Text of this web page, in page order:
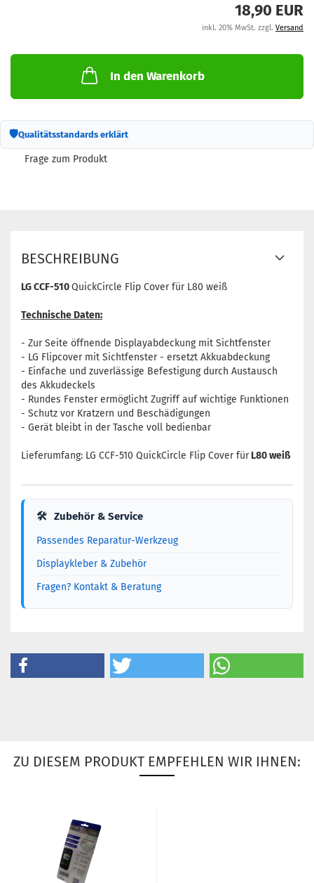
18,90 EUR
inkl. 20% MwSt. zzgl. Versand
In den Warenkorb
🛡Qualitätsstandards erklärt
Frage zum Produkt
BESCHREIBUNG
LG CCF-510QuickCircle Flip Cover für L80 weiß
Technische Daten:
- Zur Seite öffnende Displayabdeckung mit Sichtfenster
- LG Flipcover mit Sichtfenster - ersetzt Akkuabdeckung
- Einfache und zuverlässige Befestigung durch Austausch
des Akkudeckels
- Rundes Fenster ermöglicht Zugriff auf wichtige Funktionen
- Schutz vor Kratzern und Beschädigungen
- Gerät bleibt in der Tasche voll bedienbar
Lieferumfang: LG CCF-510 QuickCircle Flip Cover fürL80 weiß
🛠 Zubehör & Service
Passendes Reparatur-Werkzeug
Displaykleber & Zubehör
Fragen? Kontakt & Beratung
ZU DIESEM PRODUKT EMPFEHLEN WIR IHNEN: